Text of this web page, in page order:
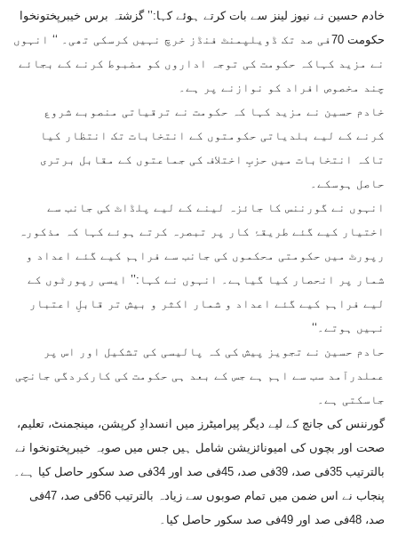
خادم حسین نے نیوز لینز سے بات کرتے ہوئے کہا:’’ گزشتہ برس خیبرپختونخوا
حکومت 70فی صد تک ڈویلپمنٹ فنڈز خرچ نہیں کرسکی تھی۔ ‘‘ انہوں
نے مزید کہاکہ حکومت کی توجہ اداروں کو مضبوط کرنے کے بجائے
چند مخصوص افراد کو نوازنے پر ہے۔
خادم حسین نے مزید کہا کہ حکومت نے ترقیاتی منصوبے شروع
کرنے کے لیے بلدیاتی حکومتوں کے انتخابات تک انتظار کیا
تاکہ انتخابات میں حزبِ اختلاف کی جماعتوں کے مقابل برتری
حاصل ہوسکے۔
انہوں نے گورننس کا جائزہ لینے کے لیے پلڈاٹ کی جانب سے
اختیار کیے گئے طریقۂ کار پر تبصرہ کرتے ہوئے کہا کہ مذکورہ
رپورٹ میں حکومتی محکموں کی جانب سے فراہم کیے گئے اعداد و
شمار پر انحصار کیا گیاہے۔ انہوں نے کہا:’’ ایسی رپورٹوں کے
لیے فراہم کیے گئے اعداد و شمار اکثر و بیش تر قابلِ اعتبار
نہیں ہوتے۔‘‘
حادم حسین نے تجویز پیش کی کہ پالیسی کی تشکیل اور اس پر
عملدرآمد سب سے اہم ہے جس کے بعد ہی حکومت کی کارکردگی جانچی
جاسکتی ہے۔
گورننس کی جانچ کے لیے دیگر پیرامیٹرز میں انسدادِ کرپشن، مینجمنٹ، تعلیم،
صحت اور بچوں کی امیونائزیشن شامل ہیں جس میں صوبہ خیبرپختونخوا نے
بالترتیب 35فی صد، 39فی صد، 45فی صد اور 34فی صد سکور حاصل کیا ہے۔
پنجاب نے اس ضمن میں تمام صوبوں سے زیادہ بالترتیب 56فی صد، 47فی
صد، 48فی صد اور 49فی صد سکور حاصل کیا۔